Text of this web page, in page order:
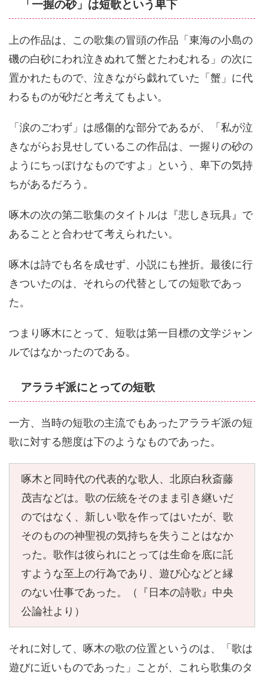
「一握の砂」は短歌という卑下
上の作品は、この歌集の冒頭の作品「東海の小島の
磯の白砂にわれ泣きぬれて蟹とたわむれる」の次に
置かれたもので、泣きながら戯れていた「蟹」に代
わるものが砂だと考えてもよい。
「涙のごわず」は感傷的な部分であるが、「私が泣
きながらお見せしているこの作品は、一握りの砂の
ようにちっぽけなものですよ」という、卑下の気持
ちがあるだろう。
啄木の次の第二歌集のタイトルは『悲しき玩具』で
あることと合わせて考えられたい。
啄木は詩でも名を成せず、小説にも挫折。最後に行
きついたのは、それらの代替としての短歌であっ
た。
つまり啄木にとって、短歌は第一目標の文学ジャン
ルではなかったのである。
アララギ派にとっての短歌
一方、当時の短歌の主流でもあったアララギ派の短
歌に対する態度は下のようなものであった。
啄木と同時代の代表的な歌人、北原白秋斎藤
茂吉などは。歌の伝統をそのまま引き継いだ
のではなく、新しい歌を作ってはいたが、歌
そのものの神聖視の気持ちを失うことはなか
った。歌作は彼られにとっては生命を底に託
すような至上の行為であり、遊び心などと縁
のない仕事であった。（『日本の詩歌』中央
公論社より）
それに対して、啄木の歌の位置というのは、「歌は
遊びに近いものであった」ことが、これら歌集のタ